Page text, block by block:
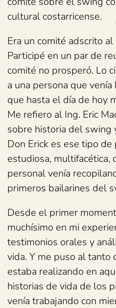
cultural costarricense.
Era un comité adscrito
Participé en un par de
comité no prosperó. Lo
a una persona que
que hasta el día de hoy
Me refiero al Ing. Eric
sobre historia del swing
Don Erick es ese tipo de
estudiosa, multifacética,
personal venía
primeros bailarines del
Desde el primer
muchísimo en mi
testimonios orales y
vida. Y me puso al tanto
estaba realizando en
historias de vida de los
venía trabajando con